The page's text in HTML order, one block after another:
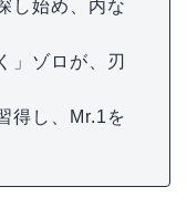
し始め、内な
」ゾロが、刃
得し、Mr.1を